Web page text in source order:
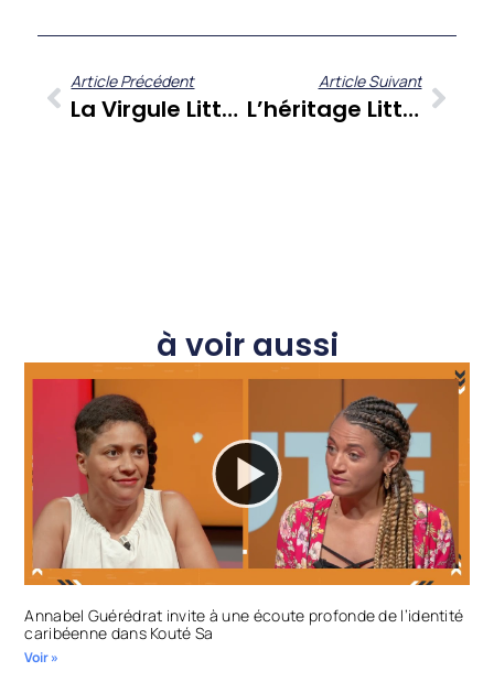
Article Précédent
La Virgule Littéraire Tous Créoles : Camille Bristol Et La Vitalité Des Lettres Martiniquaises
Article Suivant
L’héritage Littéraire Martiniquais Au Salon Tous Créoles : Une Rencontre Avec Euphrasie Calmont
à voir aussi
Annabel Guérédrat invite à une écoute profonde de l’identité
caribéenne dans Kouté Sa
Voir »